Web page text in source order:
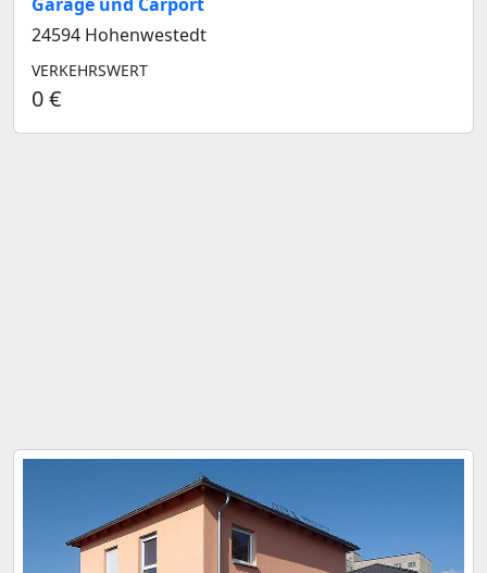
24594 Hohenwestedt
VERKEHRSWERT
0 €